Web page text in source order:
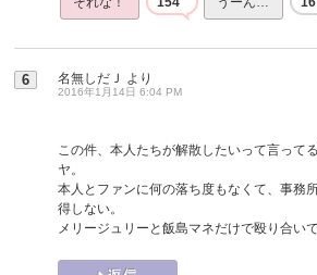
6 名無しだＪ より
2016年1月14日 6:04 PM
この件、本人たちが解散したいって言って
ヤ。
本人とファンに何の落ち度もなくて、事務
得しない。
メリージュリーと飯島マネだけで殴り合い